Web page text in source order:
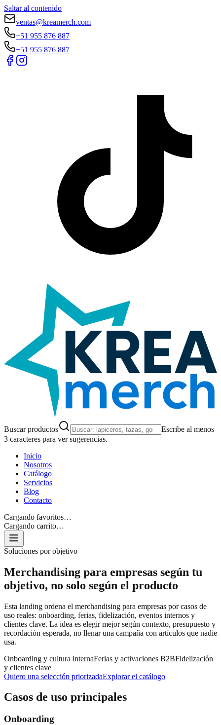
Saltar al contenido
ventas@kreamerch.com
+51 955 876 887
+51 955 876 887
Buscar productos
Escribe al menos
3 caracteres para ver sugerencias.
Inicio
Nosotros
Catálogo
Servicios
Blog
Contacto
Cargando favoritos…
Cargando carrito…
Soluciones por objetivo
Merchandising para empresas según tu
objetivo, no solo según el producto
Esta landing ordena el merchandising para empresas por casos de
uso reales: onboarding, ferias, fidelización, eventos internos y
clientes clave. La idea es elegir mejor según contexto, presupuesto y
recordación esperada, no llenar una campaña con artículos que nadie
usa.
Onboarding y cultura internaFerias y activaciones B2BFidelización
y clientes clave
Quiero una selección priorizadaExplorar el catálogo
Casos de uso principales
Onboarding